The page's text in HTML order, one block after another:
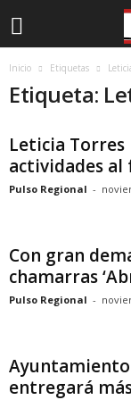
Inicio Etiquetas
Etiqueta:
Leticia
actividades al
Pulso Regional -
Con gran
chamarras
Pulso Regional -
Ayuntamiento
entregará